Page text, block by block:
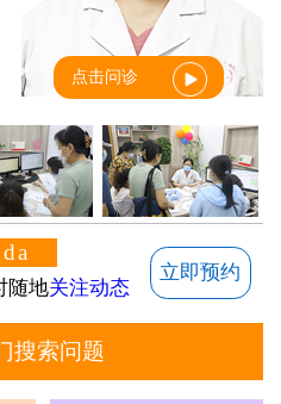
点击问诊
随地关注动态
立即预约
搜索问题